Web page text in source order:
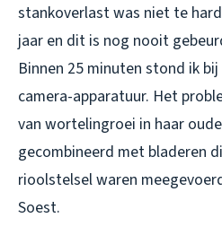
stankoverlast was niet te
jaar en dit is nog nooit
Binnen 25 minuten stond ik
camera-apparatuur. Het
van wortelingroei in haar
gecombineerd met bladeren
rioolstelsel waren
Soest.